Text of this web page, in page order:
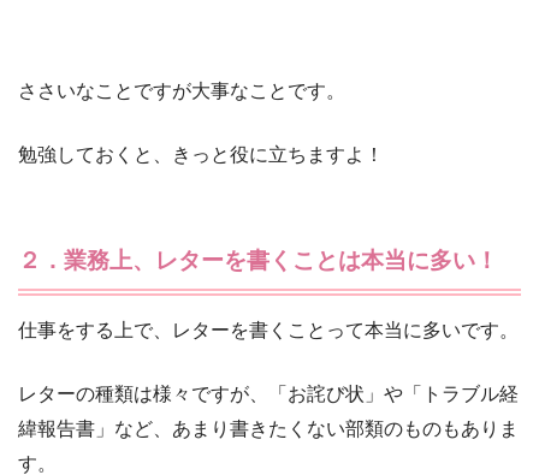
ささいなことですが大事なことです。
勉強しておくと、きっと役に立ちますよ！
２．業務上、レターを書くことは本当に多い！
仕事をする上で、レターを書くことって本当に多いです。
レターの種類は様々ですが、「お詫び状」や「トラブル経
緯報告書」など、あまり書きたくない部類のものもありま
す。